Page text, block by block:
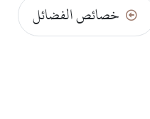
خصائص الفضائل